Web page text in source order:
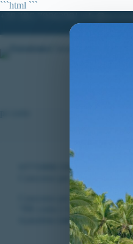
```html ```
contenuto
VITTORIE CONSEGUITE
Concorso per 3763 allievi
Concorso per il
“PR corto (<0.12 sec)
CLAUDIA CARADONNA